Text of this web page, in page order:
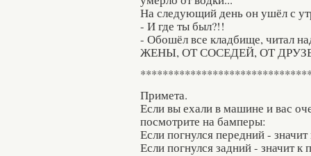
На следующий день он ушёл с
- И где ты был?!!
- Обошёл все кладбище, читал
ЖЕНЫ, ОТ СОСЕДЕЙ, ОТ
Примета.
Если вы ехали в машине и вас
посмотрите на бамперы:
Если погнулся передний - значит
Если погнулся задний - значит к